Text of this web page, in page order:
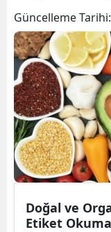
Güncelleme Tarihi:
Doğal ve
Etiket